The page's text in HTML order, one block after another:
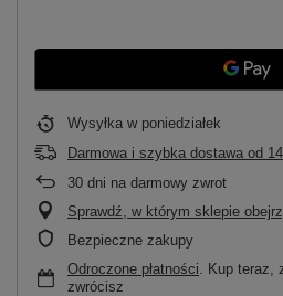
Wysyłka w poniedziałek
Darmowa i szybka dostawa od
30 dni na darmowy zwrot
Sprawdź, w którym sklepie
Bezpieczne zakupy
Odroczone płatności . Kup teraz,
zwrócisz